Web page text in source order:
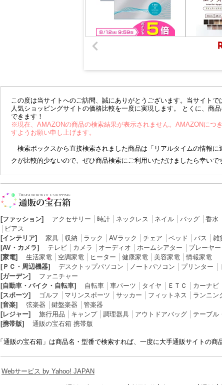
この度は当サイトへのご訪問、誠にありがとうございます。当サイト
人気ショッピングサイトの価格比較を一度に実現します。 とくに、商
できます！
※現在、AMAZONの商品の検索結果が表示されません。AMAZONにつ
すようお願い申し上げます。
検索ボックスから直接検索されました商品は「リアルタイムの情報
クが比較的少ないので、ぜひ商品検索にご利用いただけましたら幸いで
[ファッション] アクセサリー 時計 ネックレス ネイル バッグ 香水
ピアス
[インテリア]
家具 収納 ラック AVラック チェア ベッド バス 雑
[AV・カメラ]
テレビ カメラ オーディオ ホームシアター プレーヤー
[家電]
生活家電 空調家電 ヒーター 健康家電 美容家電 │情報家電
[ＰＣ・周辺機器]
デスクトップパソコン ノートパソコン プリンター
[ガーデン]
ファニチャー
[自動車・バイク・自転車]
自転車 車パーツ タイヤ ＥＴＣ
カーナビ
[スポーツ]
ゴルフ マリンスポーツ サッカー フィットネス
ランニン
[音楽]
弦楽器 鍵盤楽器
管楽器
[レジャー]
旅行用品 キャンプ│ 調理器具 アウトドアバッグ
テーブル
[携帯版]
通販の宝石箱 携帯版
「通販の宝石箱」は商品名・型番で検索すれば、一度に大手通販サイトの商
Webサービス by Yahoo! JAPAN